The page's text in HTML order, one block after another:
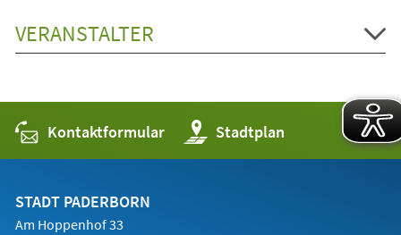
VERANSTALTER
Kontaktformular Stadtplan
(Öffnet
in
einem
STADT PADERBORN
Am Hoppenhof 33